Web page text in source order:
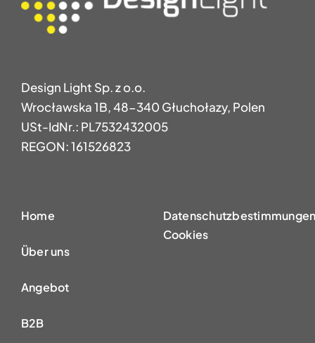
Design Light Sp. z o.o.
Wrocławska 1B, 48-340 Głuchołazy, Polen
USt-IdNr.: PL7532432005
REGON: 161526823
Home
Über uns
Angebot
B2B
Cookies